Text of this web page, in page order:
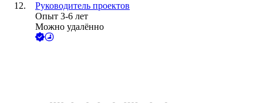
Руководитель проектов
Опыт 3-6 лет
Можно удалённо